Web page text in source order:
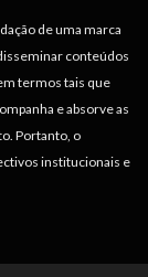
de uma marca
conteúdos
termos tais que
e absorve as
Portanto, o
institucionais e